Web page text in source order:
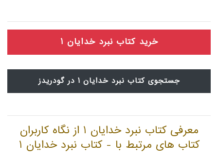
خرید کتاب نبرد خدایان 1
جستجوی کتاب نبرد خدایان 1 در گودریدز
معرفی کتاب نبرد خدایان 1 از نگاه کاربران
کتاب های مرتبط با - کتاب نبرد خدایان 1